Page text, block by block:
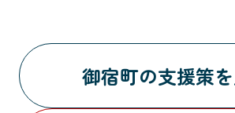
御宿町の支援策